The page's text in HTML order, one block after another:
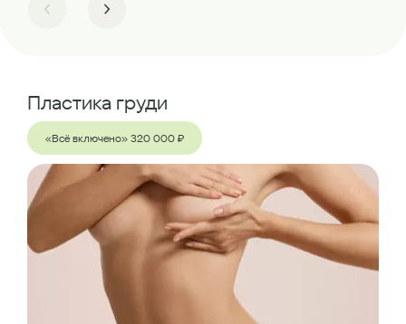
Пластика груди
«Всё включено» 320 000 ₽